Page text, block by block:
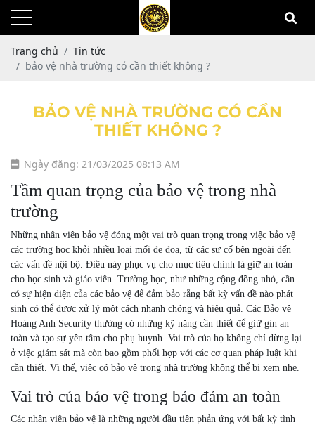
Trang chủ
Tin tức
bảo vệ nhà trường có cần thiết không ?
BẢO VỆ NHÀ TRƯỜNG CÓ CẦN
THIẾT KHÔNG ?
Ngày đăng: 21/03/2025 08:13 AM
Tầm quan trọng của bảo vệ trong nhà
trường
Những nhân viên bảo vệ đóng một vai trò quan trọng trong việc bảo vệ
các trường học khỏi nhiều loại mối đe dọa, từ các sự cố bên ngoài đến
các vấn đề nội bộ. Điều này phục vụ cho mục tiêu chính là giữ an toàn
cho học sinh và giáo viên. Trường học, như những cộng đồng nhỏ, cần
có sự hiện diện của các bảo vệ để đảm bảo rằng bất kỳ vấn đề nào phát
sinh có thể được xử lý một cách nhanh chóng và hiệu quả. Các Bảo vệ
Hoàng Anh Security thường có những kỹ năng cần thiết để giữ gìn an
toàn và tạo sự yên tâm cho phụ huynh. Vai trò của họ không chỉ dừng lại
ở việc giám sát mà còn bao gồm phối hợp với các cơ quan pháp luật khi
cần thiết. Vì thế, việc có bảo vệ trong nhà trường không thể bị xem nhẹ.
Vai trò của bảo vệ trong bảo đảm an toàn
Các nhân viên bảo vệ là những người đầu tiên phản ứng với bất kỳ tình